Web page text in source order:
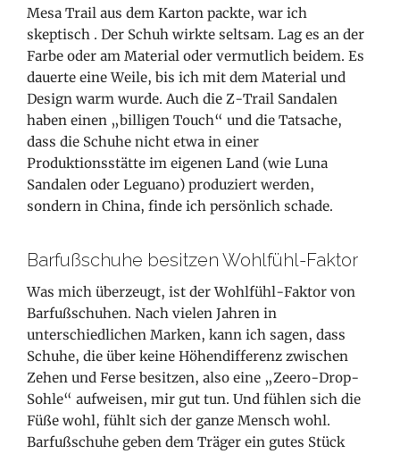
Mesa Trail aus dem Karton packte, war ich
skeptisch . Der Schuh wirkte seltsam. Lag es an der
Farbe oder am Material oder vermutlich beidem. Es
dauerte eine Weile, bis ich mit dem Material und
Design warm wurde. Auch die Z-Trail Sandalen
haben einen „billigen Touch“ und die Tatsache,
dass die Schuhe nicht etwa in einer
Produktionsstätte im eigenen Land (wie Luna
Sandalen oder Leguano) produziert werden,
sondern in China, finde ich persönlich schade.
Barfußschuhe besitzen Wohlfühl-Faktor
Was mich überzeugt, ist der Wohlfühl-Faktor von
Barfußschuhen. Nach vielen Jahren in
unterschiedlichen Marken, kann ich sagen, dass
Schuhe, die über keine Höhendifferenz zwischen
Zehen und Ferse besitzen, also eine „Zeero-Drop-
Sohle“ aufweisen, mir gut tun. Und fühlen sich die
Füße wohl, fühlt sich der ganze Mensch wohl.
Barfußschuhe geben dem Träger ein gutes Stück